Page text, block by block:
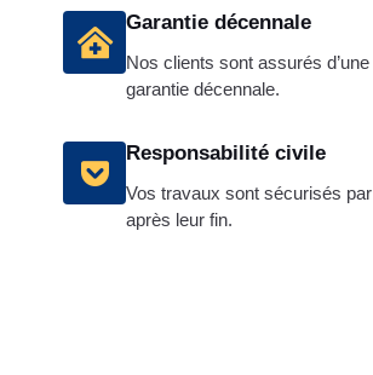
Garantie décennale
Nos clients sont assurés
garantie décennale.
Responsabilité civile
Vos travaux sont sécurisés
après leur fin.